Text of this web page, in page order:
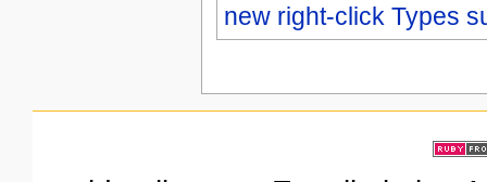
new right-click Types